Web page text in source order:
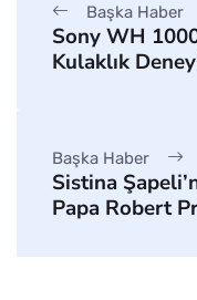
Başka Haber
Sony WH
Kulaklık
Başka Haber
Sistina
Papa Robert